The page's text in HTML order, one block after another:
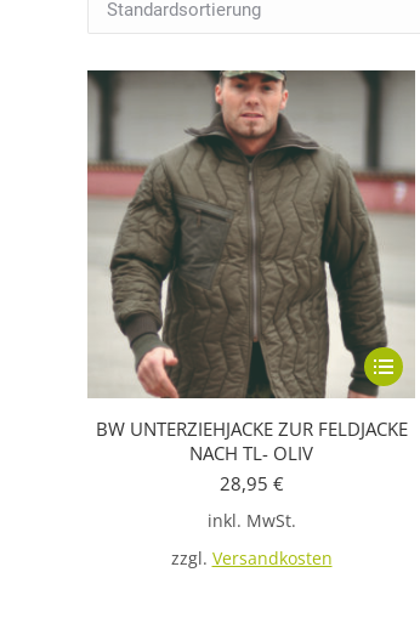
Dieses
Produkt
weist
BW UNTERZIEHJACKE ZUR FELDJACKE
NACH TL- OLIV
28,95 €
inkl. MwSt.
zzgl. Versandkosten